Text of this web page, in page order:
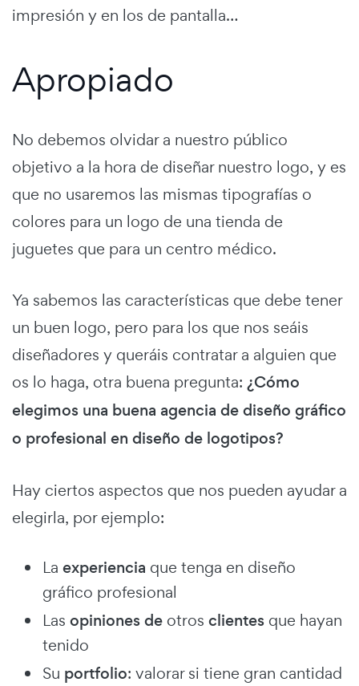
impresión y en los de pantalla…
Apropiado
No debemos olvidar a nuestro público
objetivo a la hora de diseñar nuestro logo, y es
que no usaremos las mismas tipografías o
colores para un logo de una tienda de
juguetes que para un centro médico.
Ya sabemos las características que debe tener
un buen logo, pero para los que nos seáis
diseñadores y queráis contratar a alguien que
os lo haga, otra buena pregunta: ¿Cómo
elegimos una buena agencia de diseño gráfico
o profesional en diseño de logotipos?
Hay ciertos aspectos que nos pueden ayudar a
elegirla, por ejemplo:
La experiencia que tenga en diseño
gráfico profesional
Las opiniones de otros clientes que hayan
tenido
Su portfolio: valorar si tiene gran cantidad